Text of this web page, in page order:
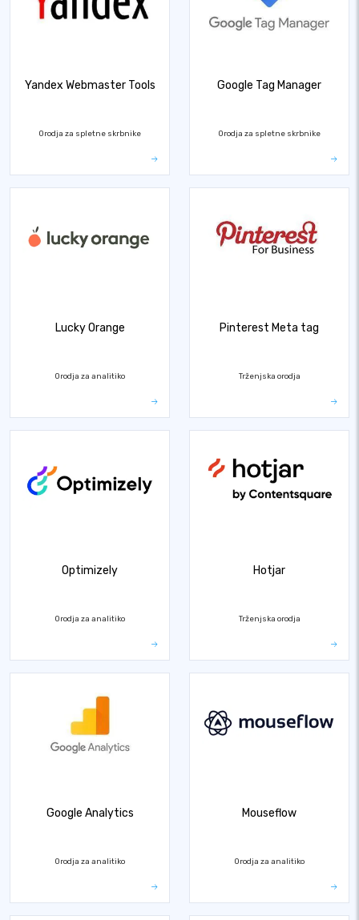
Yandex Webmaster Tools
Orodja za spletne skrbnike
Google Tag Manager
Orodja za spletne skrbnike
Lucky Orange
Orodja za analitiko
Pinterest Meta tag
Trženjska orodja
Optimizely
Orodja za analitiko
Hotjar
Trženjska orodja
Google Analytics
Orodja za analitiko
Mouseflow
Orodja za analitiko